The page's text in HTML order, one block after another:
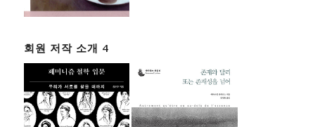
회원 저작 소개 4